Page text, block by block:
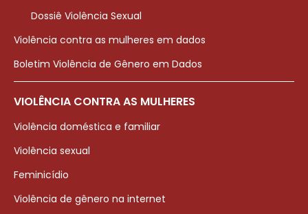
Dossiê Violência Sexual
Violência contra as mulheres em dados
Boletim Violência de Gênero em Dados
VIOLÊNCIA CONTRA AS MULHERES
Violência doméstica e familiar
Violência sexual
Feminicídio
Violência de gênero na internet